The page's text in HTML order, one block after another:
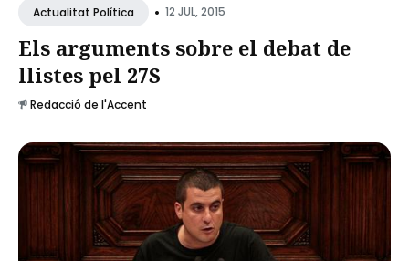
Actualitat Política • 12 JUL, 2015
Els arguments sobre el debat de
llistes pel 27S
Redacció de l'Accent